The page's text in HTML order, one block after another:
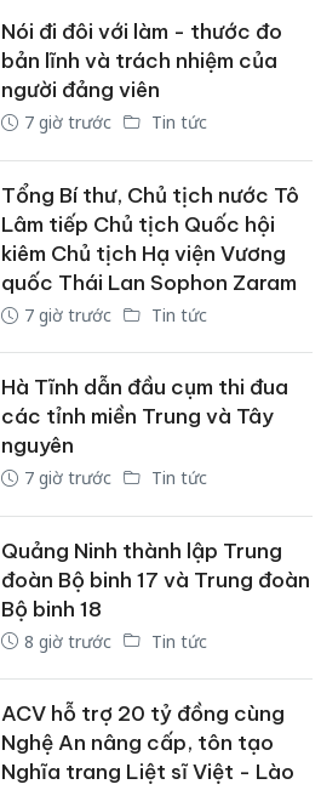
Nói đi đôi với làm - thước đo
bản lĩnh và trách nhiệm của
người đảng viên
7 giờ trước Tin tức
Tổng Bí thư, Chủ tịch nước Tô
Lâm tiếp Chủ tịch Quốc hội
kiêm Chủ tịch Hạ viện Vương
quốc Thái Lan Sophon Zaram
7 giờ trước Tin tức
Hà Tĩnh dẫn đầu cụm thi đua
các tỉnh miền Trung và Tây
nguyên
7 giờ trước Tin tức
Quảng Ninh thành lập Trung
đoàn Bộ binh 17 và Trung đoàn
Bộ binh 18
8 giờ trước Tin tức
ACV hỗ trợ 20 tỷ đồng cùng
Nghệ An nâng cấp, tôn tạo
Nghĩa trang Liệt sĩ Việt - Lào